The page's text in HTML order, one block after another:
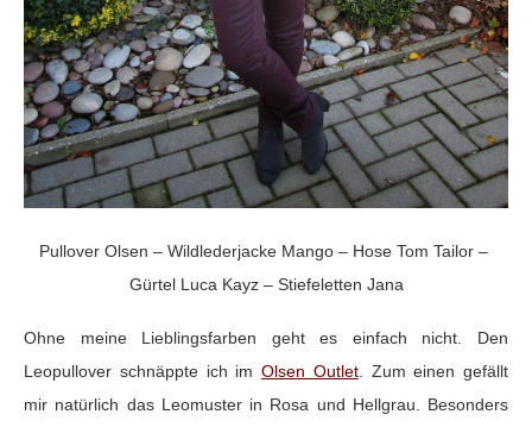
Pullover Olsen – Wildlederjacke Mango – Hose Tom Tailor –
Gürtel Luca Kayz – Stiefeletten Jana
Ohne meine Lieblingsfarben geht es einfach nicht. Den
Leopullover schnäppte ich im Olsen Outlet. Zum einen gefällt
mir natürlich das Leomuster in Rosa und Hellgrau. Besonders